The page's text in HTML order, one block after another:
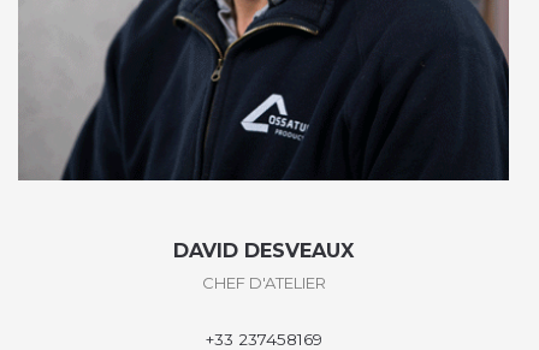
DAVID DESVEAUX
CHEF D'ATELIER
+33 237458169